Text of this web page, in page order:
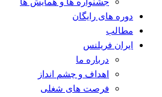
دوره های رایگان
مطالب
ایران فریلنس
درباره ما
اهداف و چشم انداز
فرصت های شغلی